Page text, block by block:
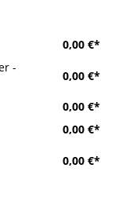
0,00 €*
-
0,00 €*
0,00 €*
0,00 €*
0,00 €*